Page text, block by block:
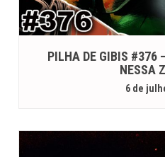
PILHA DE GIBIS #376
NESSA
6 de